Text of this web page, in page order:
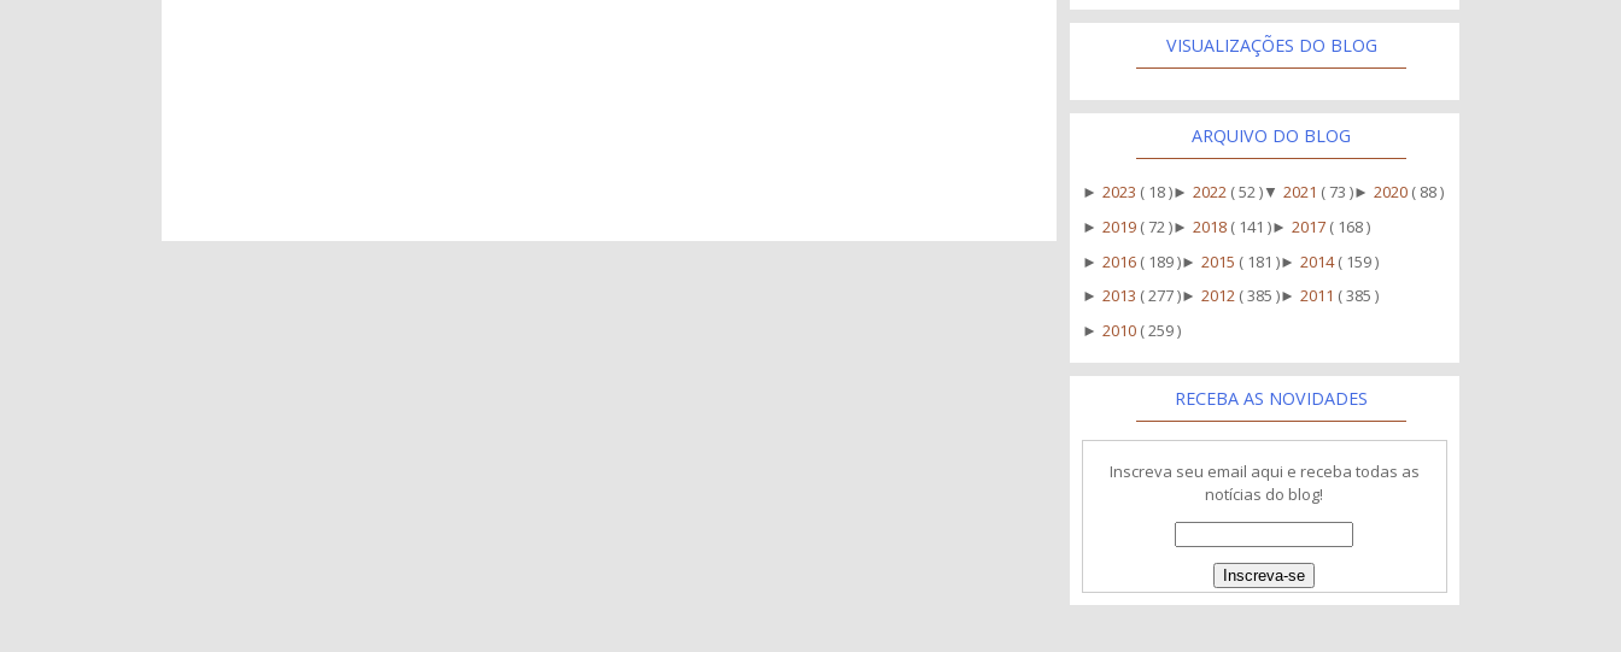
VISUALIZAÇÕES DO BLOG
ARQUIVO DO BLOG
►2023 ( 18 )►2022 ( 52 ) ▼2021 ( 73 )►2020 ( 88 )
►2019 ( 72 )►2018 ( 141 )►2017 ( 168 )
►2016 ( 189 )►2015 ( 181 )►2014( 159 )
►2013 ( 277 )►2012 ( 385 )►2011 ( 385 )
►2010 ( 259 )
RECEBA AS NOVIDADES
Inscreva seu email aqui e receba todas as
notícias do blog!